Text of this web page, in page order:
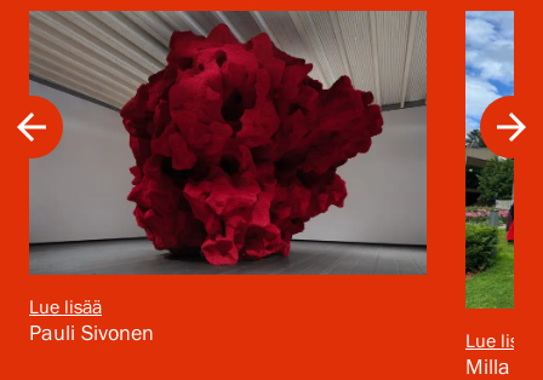
arrow_back arrow_forward
Lue lisää
Pauli Sivonen Lue lisää
Milla